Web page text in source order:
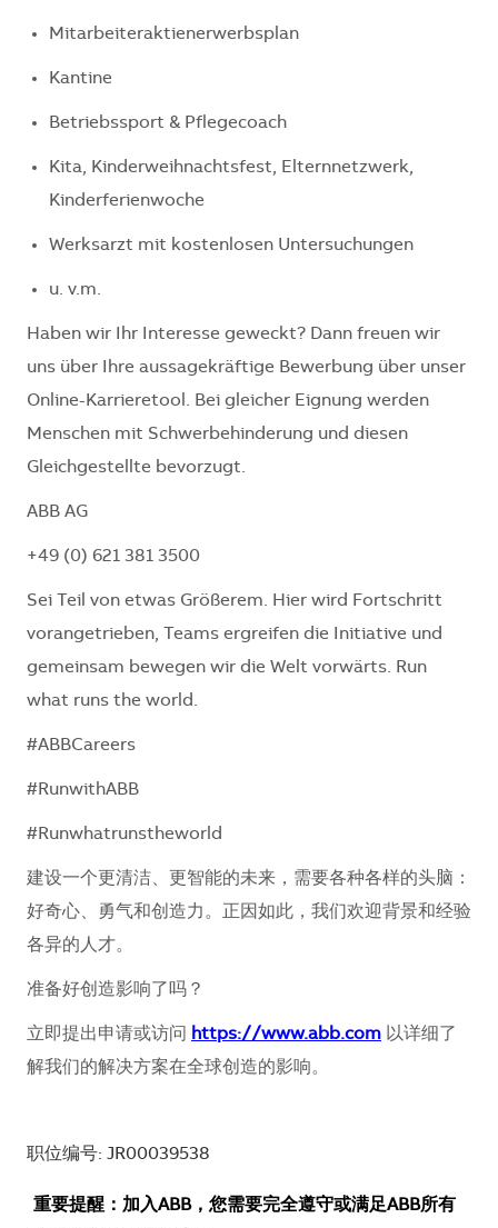
Mitarbeiteraktienerwerbsplan
Kantine
Betriebssport & Pflegecoach
Kita, Kinderweihnachtsfest, Elternnetzwerk,
Kinderferienwoche
Werksarzt mit kostenlosen Untersuchungen
u. v.m.
Haben wir Ihr Interesse geweckt? Dann freuen wir
uns über Ihre aussagekräftige Bewerbung über unser
Online-Karrieretool. Bei gleicher Eignung werden
Menschen mit Schwerbehinderung und diesen
Gleichgestellte bevorzugt.
ABB AG
+49 (0) 621 381 3500
Sei Teil von etwas Größerem. Hier wird Fortschritt
vorangetrieben, Teams ergreifen die Initiative und
gemeinsam bewegen wir die Welt vorwärts. Run
what runs the world.
#ABBCareers
#RunwithABB
#Runwhatrunstheworld
建设一个更清洁、更智能的未来，需要各种各样的头脑：
好奇心、勇气和创造力。正因如此，我们欢迎背景和经验
各异的人才。
准备好创造影响了吗？
立即提出申请或访问 https://www.abb.com 以详细了
解我们的解决方案在全球创造的影响。
职位编号: JR00039538
重要提醒：加入ABB，您需要完全遵守或满足ABB所有